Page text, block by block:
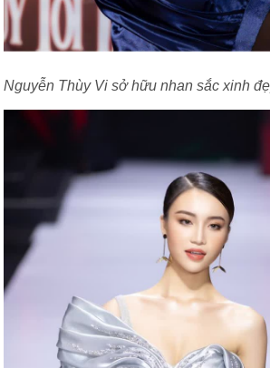
Nguyễn Thùy Vi sở hữu nhan sắc xinh